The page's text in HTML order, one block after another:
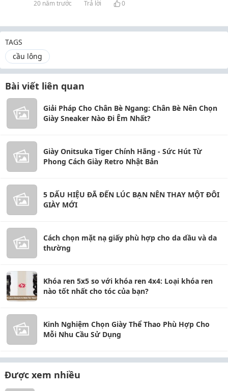
20 năm trước Trả lời 0
TAGS
cầu lông
Bài viết liên quan
Giải Pháp Cho Chân Bè Ngang: Chân Bè Nên Chọn
Giày Sneaker Nào Đi Êm Nhất?
Giày Onitsuka Tiger Chính Hãng - Sức Hút Từ
Phong Cách Giày Retro Nhật Bản
5 DẤU HIỆU ĐÃ ĐẾN LÚC BẠN NÊN THAY MỘT ĐÔI
GIÀY MỚI
Cách chọn mặt nạ giấy phù hợp cho da dầu và da
thường
Khóa ren 5x5 so với khóa ren 4x4: Loại khóa ren
nào tốt nhất cho tóc của bạn?
Kinh Nghiệm Chọn Giày Thể Thao Phù Hợp Cho
Mỗi Nhu Cầu Sử Dụng
Được xem nhiều